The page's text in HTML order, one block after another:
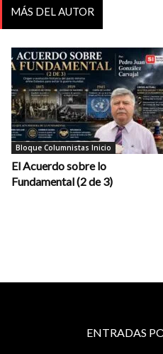
MÁS DEL AUTOR
Bloque Columnistas Inicio
El Acuerdo sobre lo
Fundamental (2 de 3)
ENTRADAS